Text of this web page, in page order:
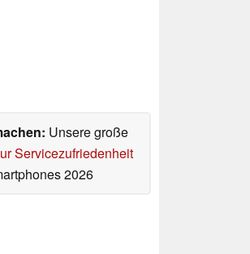
Unsere große
Servicezufriedenheit
2026